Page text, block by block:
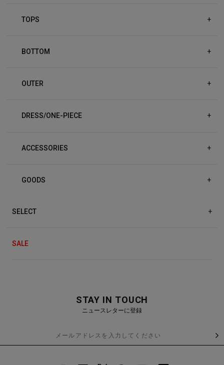
TOPS +
BOTTOM +
OUTER +
DRESS/ONE-PIECE +
ACCESSORIES +
GOODS +
SELECT +
SALE
STAY IN TOUCH
ニュースレターに登録